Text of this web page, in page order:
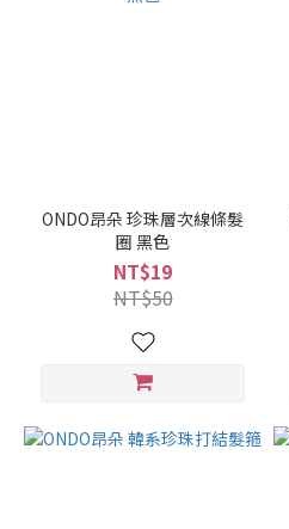
ONDO昂朵 珍珠層次線條髮
圈 黑色
NT$19
NT$50